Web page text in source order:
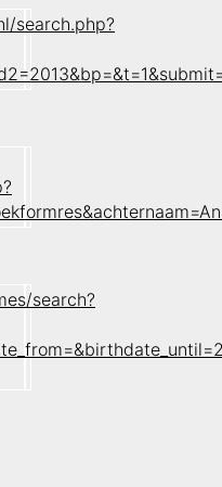
search.php?
search?